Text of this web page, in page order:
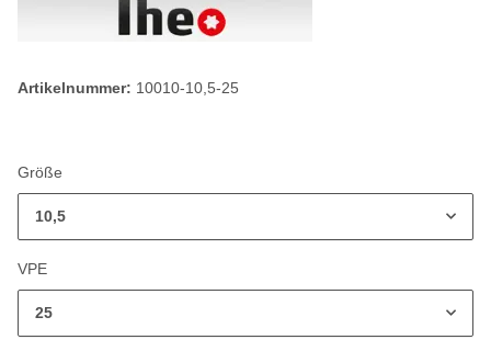
Artikelnummer: 10010-10,5-25
Größe
10,5
VPE
25